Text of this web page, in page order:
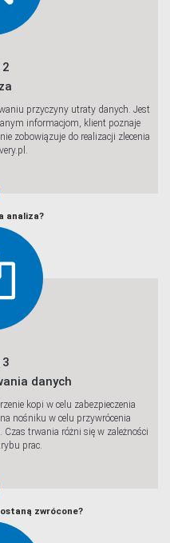
2
przyczyny utraty danych. Jest
informacjom, klient poznaje
zobowiązuje do realizacji zlecenia
analiza?
3
danych
kopi w celu zabezpieczenia
nośniku w celu przywrócenia
trwania różni się w zależności
prac.
zwrócone?